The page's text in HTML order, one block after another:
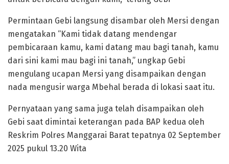
Permintaan Gebi langsung disambar oleh Mersi dengan
mengatakan “Kami tidak datang mendengar
pembicaraan kamu, kami datang mau bagi tanah, kamu
dari sini kami mau bagi ini tanah,” ungkap Gebi
mengulang ucapan Mersi yang disampaikan dengan
nada mengusir warga Mbehal berada di lokasi saat itu.
Pernyataan yang sama juga telah disampaikan oleh
Gebi saat dimintai keterangan pada BAP kedua oleh
Reskrim Polres Manggarai Barat tepatnya 02 September
2025 pukul 13.20 Wita